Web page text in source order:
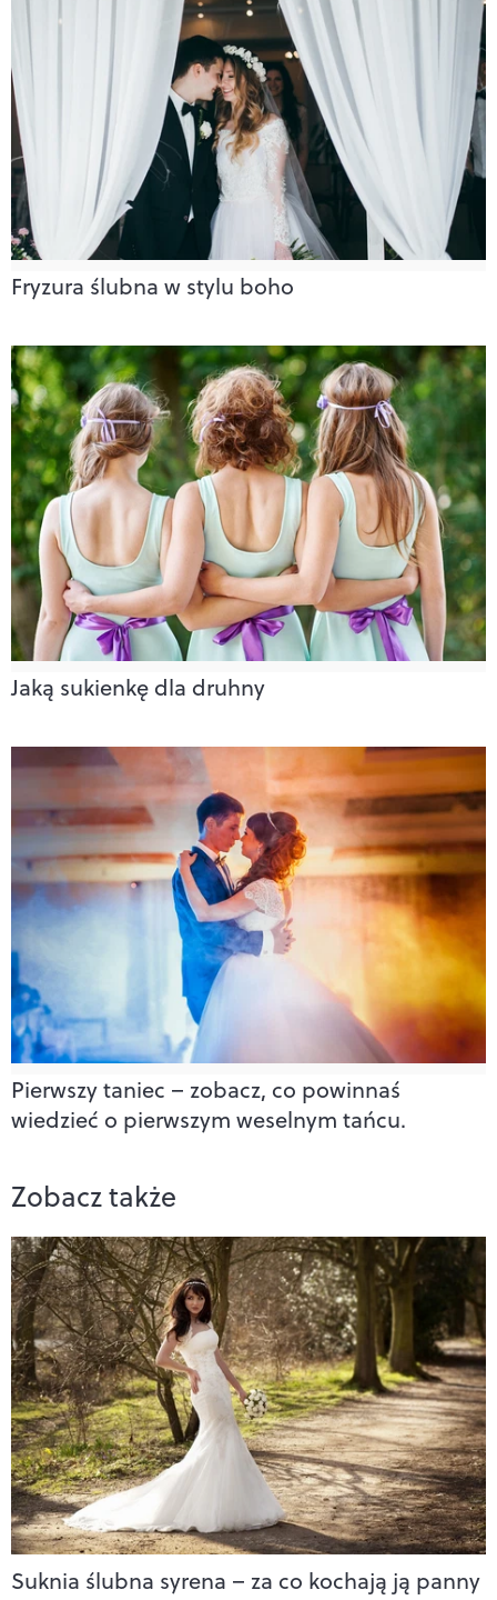
Fryzura ślubna w stylu boho
Jaką sukienkę dla druhny
Pierwszy taniec – zobacz, co powinnaś
wiedzieć o pierwszym weselnym tańcu.
Zobacz także
Suknia ślubna syrena – za co kochają ją panny